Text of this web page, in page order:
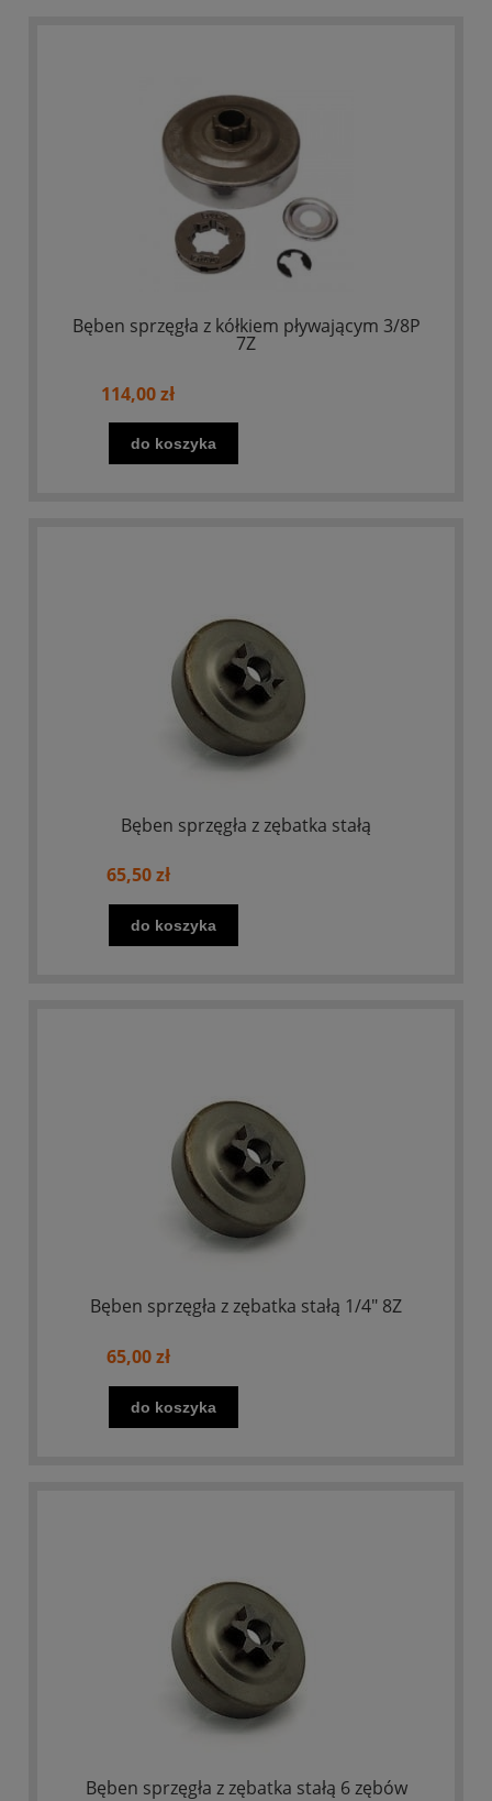
Bęben sprzęgła z kółkiem pływającym 3/8P
7Z
114,00 zł
do koszyka
Bęben sprzęgła z zębatka stałą
65,50 zł
do koszyka
Bęben sprzęgła z zębatka stałą 1/4" 8Z
65,00 zł
do koszyka
Bęben sprzęgła z zębatka stałą 6 zębów